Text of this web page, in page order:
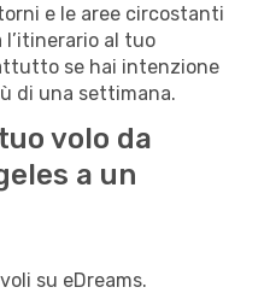
e le aree circostanti
al tuo
se hai intenzione
di una settimana.
volo da
a un
su eDreams.